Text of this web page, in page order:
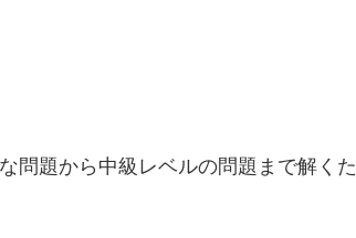
問題から中級レベルの問題まで解くた